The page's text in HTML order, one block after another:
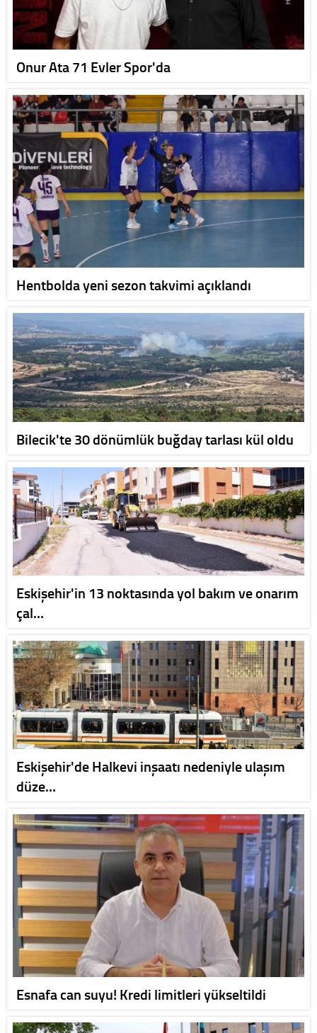
Onur Ata 71 Evler Spor'da
Hentbolda yeni sezon takvimi açıklandı
Bilecik'te 30 dönümlük buğday tarlası kül oldu
Eskişehir'in 13 noktasında yol bakım ve onarım
çal…
Eskişehir'de Halkevi inşaatı nedeniyle ulaşım
düze…
Esnafa can suyu! Kredi limitleri yükseltildi